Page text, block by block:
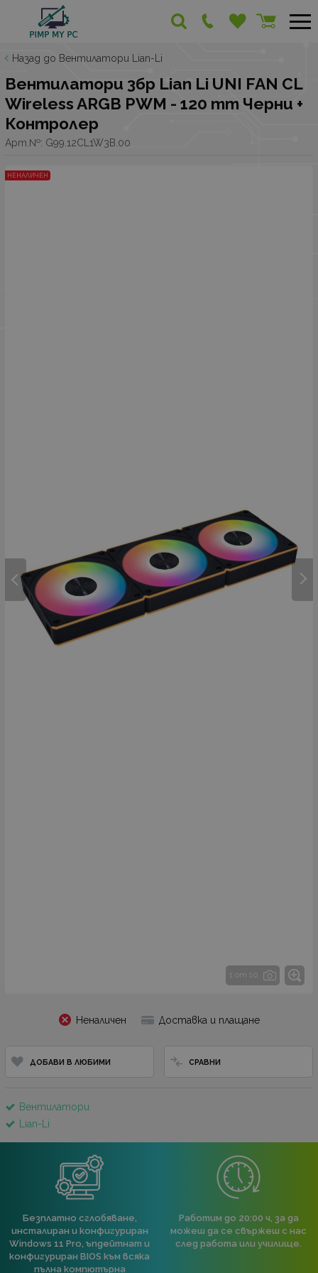
Назад до Вентилатори Lian-Li
Вентилатори 3бр Lian Li UNI FAN CL
Wireless ARGB PWM - 120 mm Черни +
Контролер
Арт.№: G99.12CL1W3B.00
1 от 10
НЕНАЛИЧЕН
Неналичен Доставка и плащане
ДОБАВИ В ЛЮБИМИ СРАВНИ
Вентилатори
Lian-Li
Безплатно сглобяване,
инсталиран и конфигуриран
Windows 11 Pro, ъпдейтнат и
конфигуриран BIOS към всяка
пълна компютърна
Работим до 20:00 ч, за да
можеш да се свържеш с нас
след работа или училище.